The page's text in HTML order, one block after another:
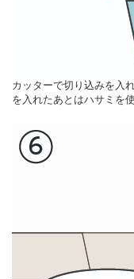
カッターで切り込みを入
を入れたあとはハサミを